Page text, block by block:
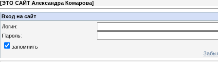
[ЭТО САЙТ Александра Комарова]
Вход на сайт
Логин:
Пароль:
запомнить